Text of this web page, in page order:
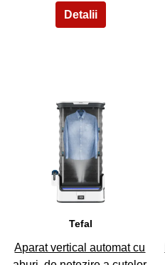
43
Tefal
Aparat vertical automat cu